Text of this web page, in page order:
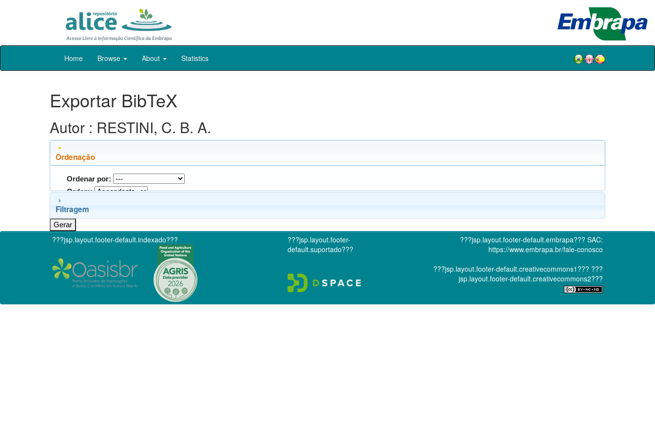
Skip
Home Browse About Statistics
Exportar BibTeX
Autor : RESTINI, C. B. A.
Ordenação
Ordenar por:
Ordem:
Filtragem
???jsp.layout.footer-default.indexado???
???jsp.layout.footer-
default.suportado???
???jsp.layout.footer-default.embrapa??? SAC:
https://www.embrapa.br/fale-conosco
???jsp.layout.footer-default.creativecommons1??? ???
jsp.layout.footer-default.creativecommons2???